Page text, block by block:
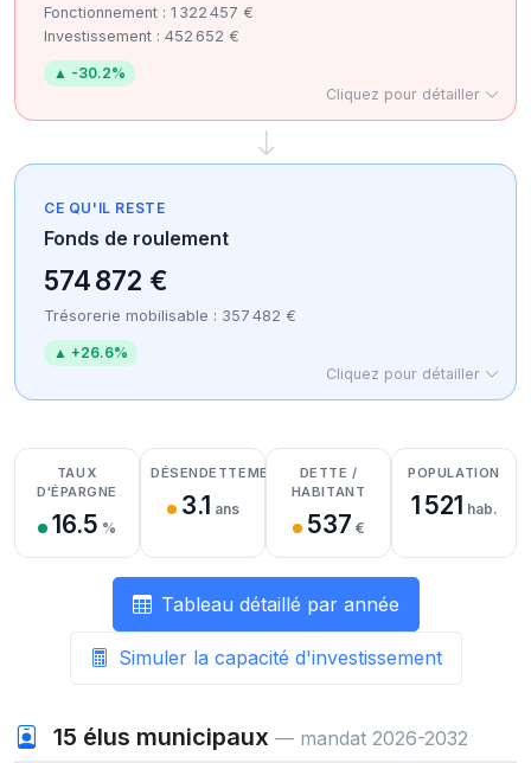
Fonctionnement : 1 322 457 €
Investissement : 452 652 €
▲ -30.2%
Cliquez pour détailler
CE QU'IL RESTE
Fonds de roulement
574 872 €
Trésorerie mobilisable : 357 482 €
▲ +26.6%
Cliquez pour détailler
Détail des recettes
Détail des dépenses
Détail de la trésorerie
TAUX
D'ÉPARGNE
16.5 %
DÉSENDETTEMENT
3.1 ans
DETTE /
HABITANT
537 €
POPULATION
1 521 hab.
Tableau détaillé par année
Simuler la capacité d'investissement
15 élus municipaux — mandat 2026-2032